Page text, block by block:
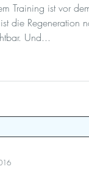
Training ist vor
die Regeneration
Und...